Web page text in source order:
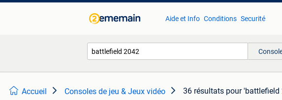
Aide et Info Conditions Securité
Accueil Consoles de jeu & Jeux vidéo 36 résultats pour 'battlefield